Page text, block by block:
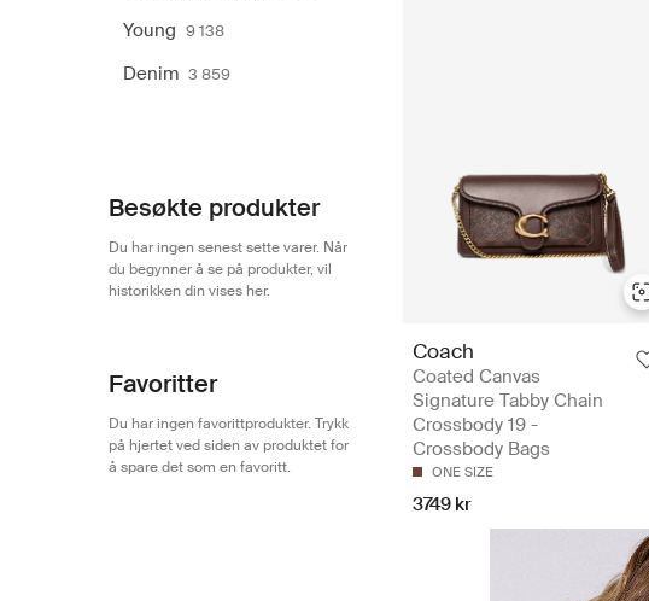
Young 9 138
Denim 3 859
Besøkte produkter
Du har ingen senest sette varer. Når
du begynner å se på produkter, vil
historikken din vises her.
Favoritter
Du har ingen favorittprodukter. Trykk
på hjertet ved siden av produktet for
å spare det som en favoritt.
Coach
Coated Canvas
Signature Tabby Chain
Crossbody 19 -
Crossbody Bags
ONE SIZE
3749 kr